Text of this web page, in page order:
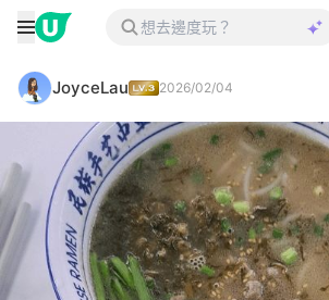
JoyceLau 2026/02/04